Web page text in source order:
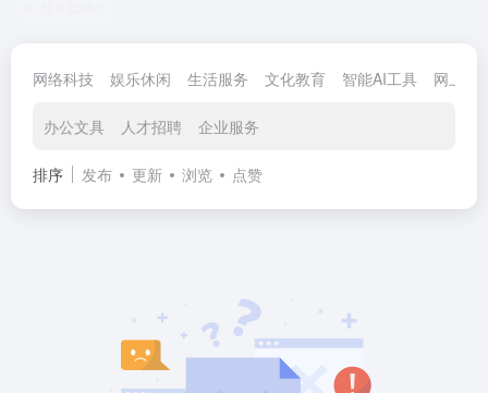
网络科技 娱乐休闲 生活服务 文化教育 智能AI工具 网上购
办公文具 人才招聘 企业服务
排序 发布 更新 浏览 点赞